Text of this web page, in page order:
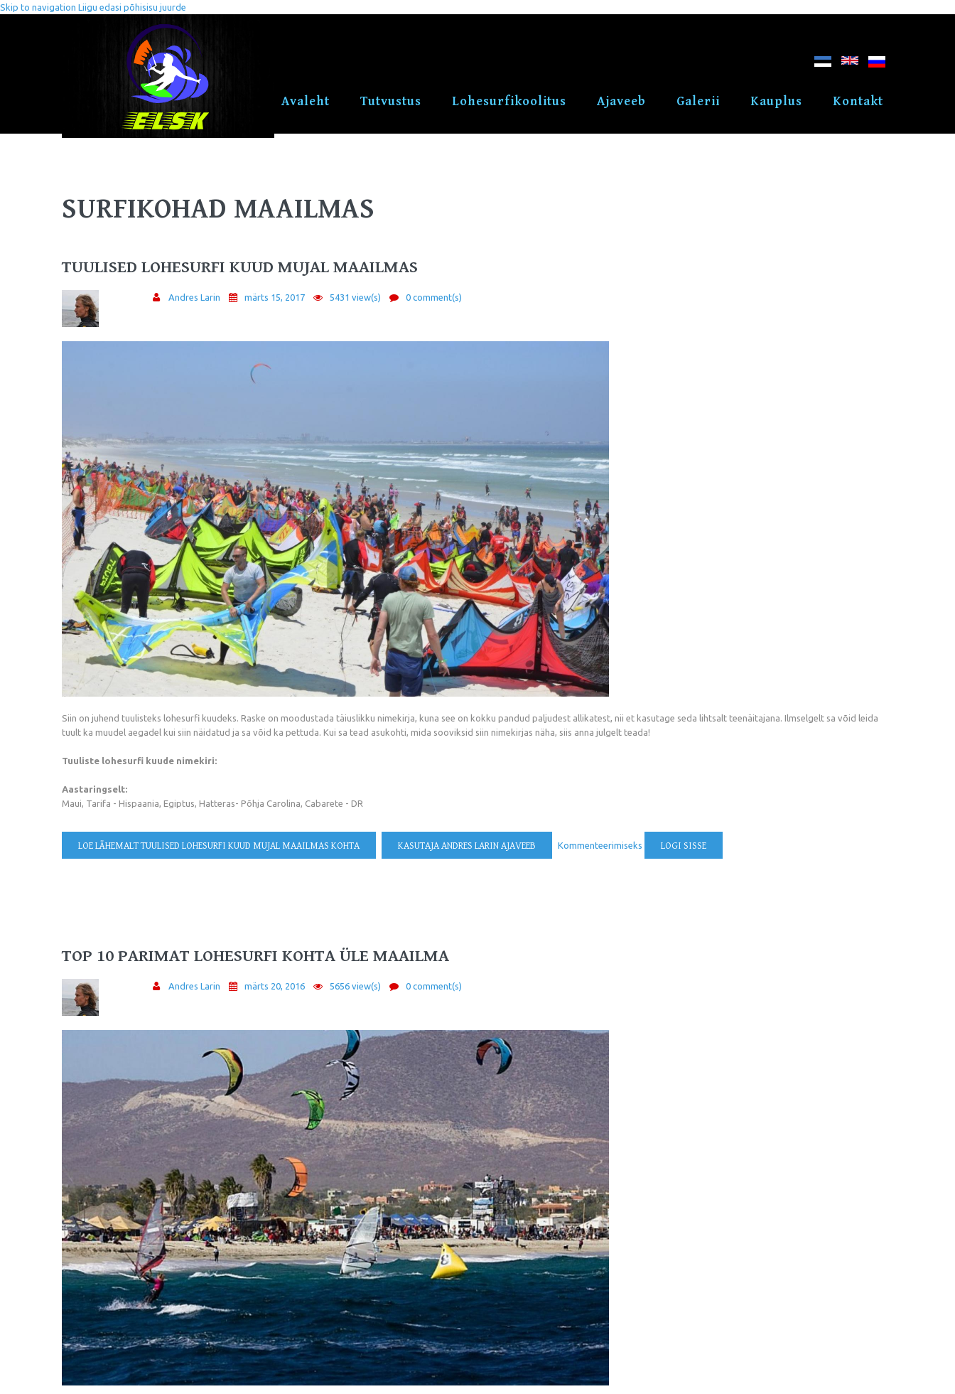
Skip to navigation Liigu edasi põhisisu juurde
Avaleht Tutvustus Lohesurfikoolitus Ajaveeb Galerii Kauplus Kontakt
SURFIKOHAD MAAILMAS
TUULISED LOHESURFI KUUD MUJAL MAAILMAS
Andres Larin märts 15, 2017 5431 view(s) 0 comment(s)
Siin on juhend tuulisteks lohesurfi kuudeks. Raske on moodustada täiuslikku nimekirja, kuna see on kokku pandud paljudest allikatest, nii et kasutage seda lihtsalt teenäitajana. Ilmselgelt sa võid leida
tuult ka muudel aegadel kui siin näidatud ja sa võid ka pettuda. Kui sa tead asukohti, mida sooviksid siin nimekirjas näha, siis anna julgelt teada!
Tuuliste lohesurfi kuude nimekiri:
Aastaringselt:
Maui, Tarifa - Hispaania, Egiptus, Hatteras- Põhja Carolina, Cabarete - DR
LOE LÄHEMALTTUULISED LOHESURFI KUUD MUJAL MAAILMAS KOHTA KASUTAJA ANDRES LARIN AJAVEEB Kommenteerimiseks LOGI SISSE
TOP 10 PARIMAT LOHESURFI KOHTA ÜLE MAAILMA
Andres Larin märts 20, 2016 5656 view(s) 0 comment(s)